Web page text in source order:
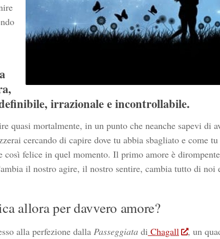
irrazionale e incontrollabile.
quasi mortalmente, in un punto che neanche sapevi di
cercando di capire dove tu abbia sbagliato e come
così felice in quel momento. Il primo amore è
il nostro agire, il nostro sentire, cambia tutto di noi
allora per davvero amore?
alla perfezione dalla Passeggiata di Chagall
, un